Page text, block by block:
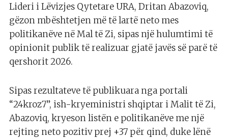
Lideri i Lëvizjes Qytetare URA, Dritan Abazoviq,
gëzon mbështetjen më të lartë neto mes
politikanëve në Mal të Zi, sipas një hulumtimi të
opinionit publik të realizuar gjatë javës së parë të
qershorit 2026.
Sipas rezultateve të publikuara nga portali
“24kroz7”, ish-kryeministri shqiptar i Malit të Zi,
Abazoviq, kryeson listën e politikanëve me një
rejting neto pozitiv prej +37 për qind, duke lënë